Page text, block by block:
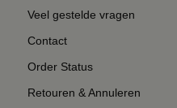
Veel gestelde vragen
Contact
Order Status
Retouren & Annuleren